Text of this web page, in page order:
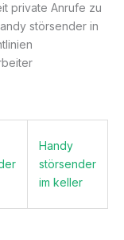
private Anrufe zu
störsender in
Handy
störsender
im keller